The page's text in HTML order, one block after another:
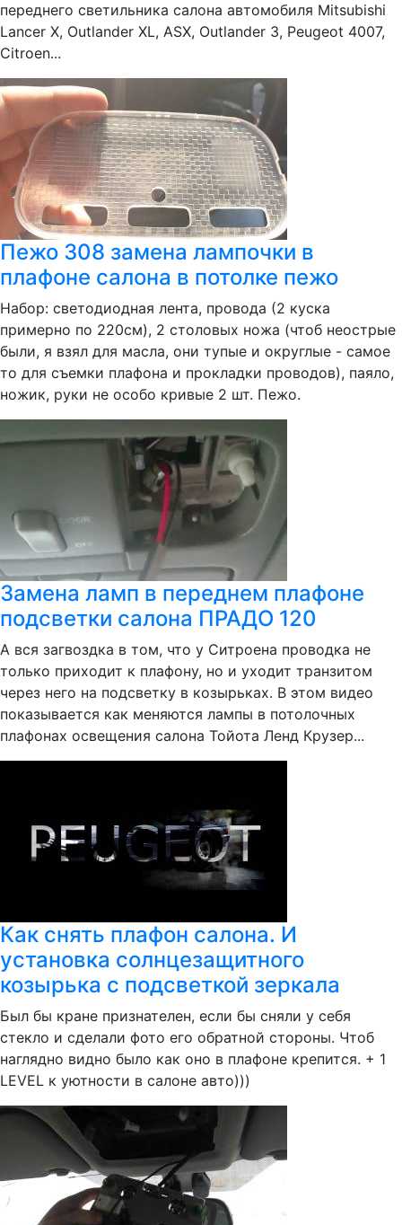
переднего светильника салона автомобиля Mitsubishi
Lancer X, Outlander XL, ASX, Outlander 3, Peugeot 4007,
Citroen...
Пежо 308 замена лампочки в
плафоне салона в потолке пежо
Набор: светодиодная лента, провода (2 куска
примерно по 220см), 2 столовых ножа (чтоб неострые
были, я взял для масла, они тупые и округлые - самое
то для съемки плафона и прокладки проводов), паяло,
ножик, руки не особо кривые 2 шт. Пежо.
Замена ламп в переднем плафоне
подсветки салона ПРАДО 120
А вся загвоздка в том, что у Ситроена проводка не
только приходит к плафону, но и уходит транзитом
через него на подсветку в козырьках. В этом видео
показывается как меняются лампы в потолочных
плафонах освещения салона Тойота Ленд Крузер...
Как снять плафон салона. И
установка солнцезащитного
козырька с подсветкой зеркала
Был бы кране признателен, если бы сняли у себя
стекло и сделали фото его обратной стороны. Чтоб
наглядно видно было как оно в плафоне крепится. + 1
LEVEL к уютности в салоне авто)))